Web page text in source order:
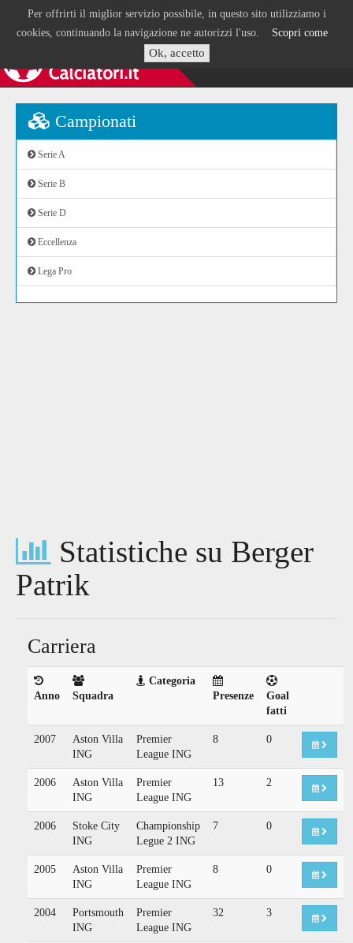
Per offrirti il miglior servizio possibile, in questo sito utilizziamo i
cookies, continuando la navigazione ne autorizzi l'uso. Scopri come
Ok, accetto
Campionati
Serie A
Serie B
Serie D
Eccellenza
Lega Pro
Statistiche su Berger
Patrik
Carriera
Anno Squadra
Categoria
Presenze
Goal
fatti
2007
Aston Villa
ING
Premier
League ING
8 0
2006
Aston Villa
ING
Premier
League ING
13 2
2006
Stoke City
ING
Championship
Legue 2 ING
7 0
2005
Aston Villa
ING
Premier
League ING
8 0
2004
Portsmouth
ING
Premier
League ING
32 3